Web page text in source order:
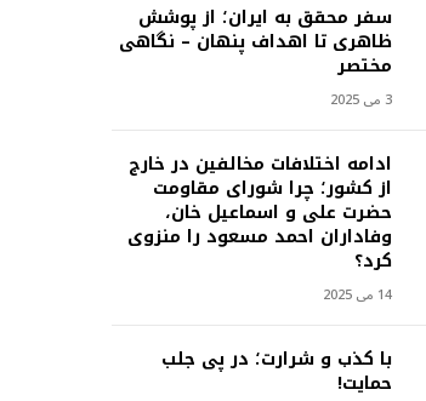
سفر محقق به ایران؛ از پوشش
ظاهری تا اهداف پنهان – نگاهی
مختصر
3 می 2025
ادامه اختلافات مخالفین در خارج
از کشور؛ چرا شورای مقاومت
حضرت علی و اسماعیل خان،
وفاداران احمد مسعود را منزوی
کرد؟
14 می 2025
با کذب و شرارت؛ در پی جلب
حمایت!